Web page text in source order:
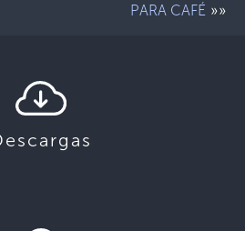
PARA CAFÉ »»